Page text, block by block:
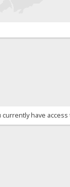
have access